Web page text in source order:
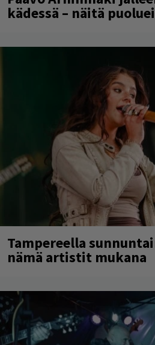
kädessä – näitä
Tampereella
nämä artistit mukana